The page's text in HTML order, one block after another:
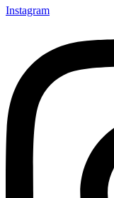
Instagram